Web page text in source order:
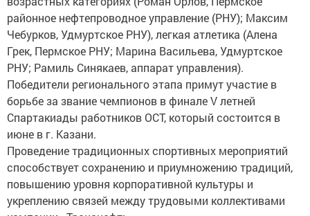
районное нефтепроводное управление (РНУ); Максим
Чебурков, Удмуртское РНУ), легкая атлетика (Алена
Грек, Пермское РНУ; Марина Васильева, Удмуртское
РНУ; Рамиль Синякаев, аппарат управления).
Победители регионального этапа примут участие в
борьбе за звание чемпионов в финале V летней
Спартакиады работников ОСТ, который состоится в
июне в г. Казани.
Проведение традиционных спортивных мероприятий
способствует сохранению и приумножению традиций,
повышению уровня корпоративной культуры и
укреплению связей между трудовыми коллективами
компании «Транснефть».